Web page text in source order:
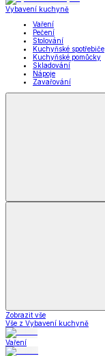
Vybavení kuchyně
Vaření
Pečení
Stolování
Kuchyňské spotřebiče
Kuchyňské pomůcky
Skladování
Nápoje
Zavařování
Zobrazit vše
Vše z Vybavení kuchyně
Vaření